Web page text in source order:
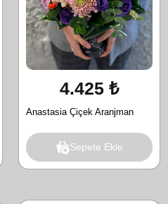
4.425 ₺
Anastasia Çiçek Aranjman
Sepete Ekle